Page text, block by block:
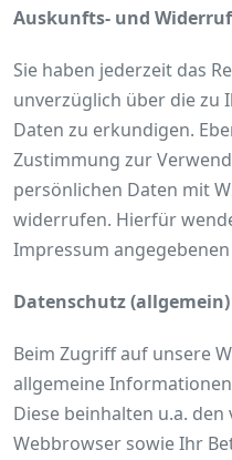
Auskunfts- und
Sie haben jederzeit das
unverzüglich über die zu
Daten zu erkundigen.
Zustimmung zur
persönlichen Daten mit
widerrufen. Hierfür
Impressum
Datenschutz (allgemein)
Beim Zugriff auf unsere
allgemeine
Diese beinhalten u.a.
Webbrowser sowie Ihr